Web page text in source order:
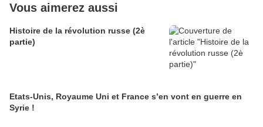
Vous aimerez aussi
Histoire de la révolution russe (2è
partie)
Etats-Unis, Royaume Uni et France s’en vont en guerre en
Syrie !